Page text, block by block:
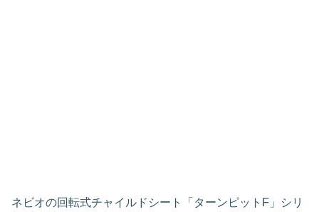
ネビオの回転式チャイルドシート「ターンピットF」シリ